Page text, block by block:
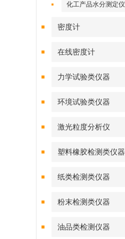
化工产品水分测定仪
密度计
在线密度计
力学试验类仪器
环境试验类仪器
激光粒度分析仪
塑料橡胶检测类仪器
纸类检测类仪器
粉末检测类仪器
油品类检测仪器